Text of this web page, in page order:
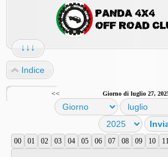
↓↓↓
Indice
<< Giorno di luglio 27,
00 01 02 03 04 05 06 07 08 09 10 11